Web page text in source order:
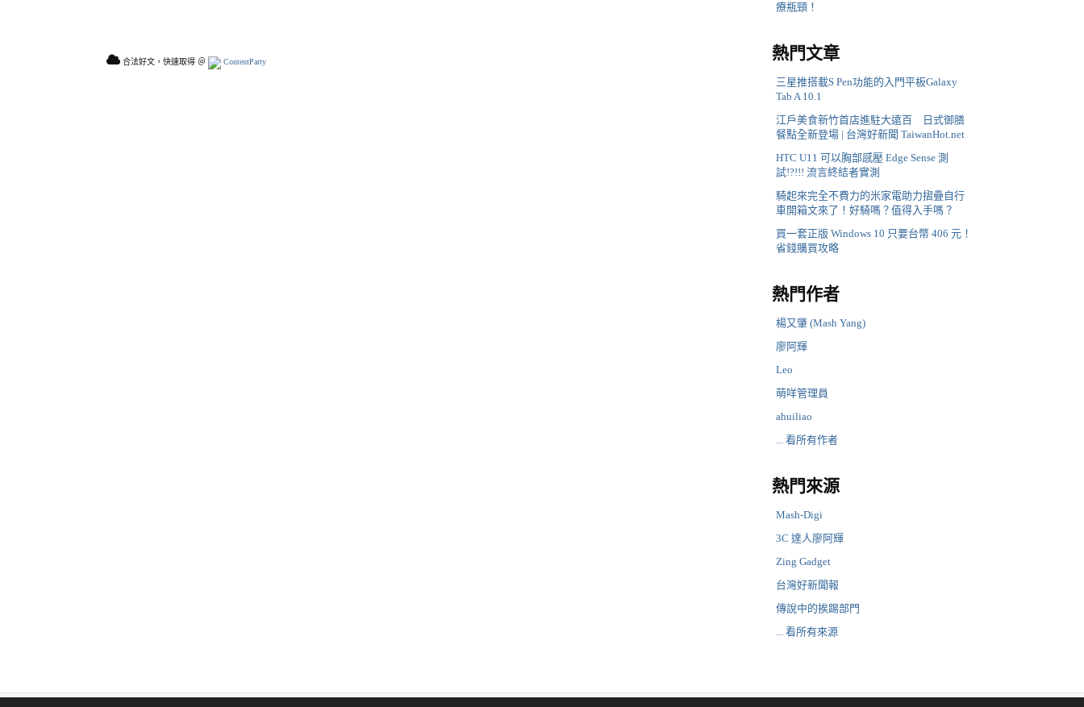
合法好文，快速取得 ＠ ContentParty
療瓶頸！
熱門文章
三星推搭載S Pen功能的入門平板Galaxy
Tab A 10.1
江戶美食新竹首店進駐大遠百 日式御膳
餐點全新登場 | 台灣好新聞 TaiwanHot.net
HTC U11 可以胸部感壓 Edge Sense 測
試!?!!! 流言終結者實測
騎起來完全不費力的米家電助力摺疊自行
車開箱文來了！好騎嗎？值得入手嗎？
買一套正版 Windows 10 只要台幣 406 元！
省錢購買攻略
熱門作者
楊又肇 (Mash Yang)
廖阿輝
Leo
萌咩管理員
ahuiliao
... 看所有作者
熱門來源
Mash-Digi
3C 達人廖阿輝
Zing Gadget
台灣好新聞報
傳說中的挨踢部門
... 看所有來源